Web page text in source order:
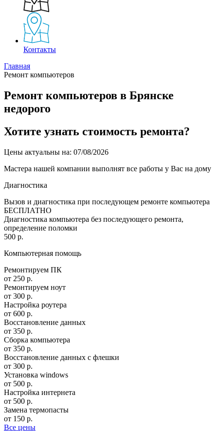
Контакты
Главная
Ремонт компьютеров
Ремонт компьютеров в Брянске
недорого
Хотите узнать стоимость ремонта?
Цены актуальны на: 07/08/2026
Мастера нашей компании выполнят все работы у Вас на дому
Диагностика
Вызов и диагностика при последующем ремонте компьютера
БЕСПЛАТНО
Диагностика компьютера без последующего ремонта,
определение поломки
500 р.
Компьютерная помощь
Ремонтируем ПК
от 250 р.
Ремонтируем ноут
от 300 р.
Настройка роутера
от 600 р.
Восстановление данных
от 350 р.
Сборка компьютера
от 350 р.
Восстановление данных с флешки
от 300 р.
Установка windows
от 500 р.
Настройка интернета
от 500 р.
Замена термопасты
от 150 р.
Все цены